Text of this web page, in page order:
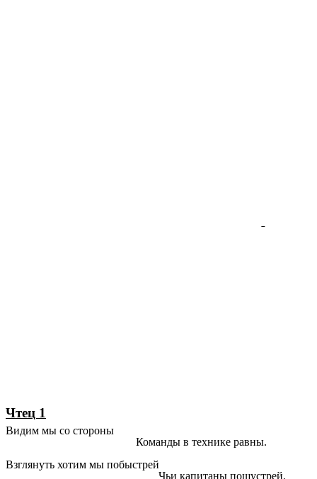
Чтец 1
Видим мы со стороны
Команды в технике равны.
Взглянуть хотим мы побыстрей
Чьи капитаны пошустрей.